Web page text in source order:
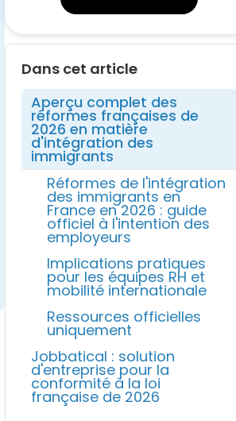
Dans cet article
Aperçu complet des
réformes françaises de
2026 en matière
d'intégration des
immigrants
Réformes de l'intégration
des immigrants en
France en 2026 : guide
officiel à l'intention des
employeurs
Implications pratiques
pour les équipes RH et
mobilité internationale
Ressources officielles
uniquement
Jobbatical : solution
d'entreprise pour la
conformité à la loi
française de 2026